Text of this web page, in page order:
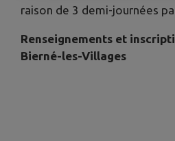
raison de 3 demi-journées
Renseignements et
Bierné-les-Villages